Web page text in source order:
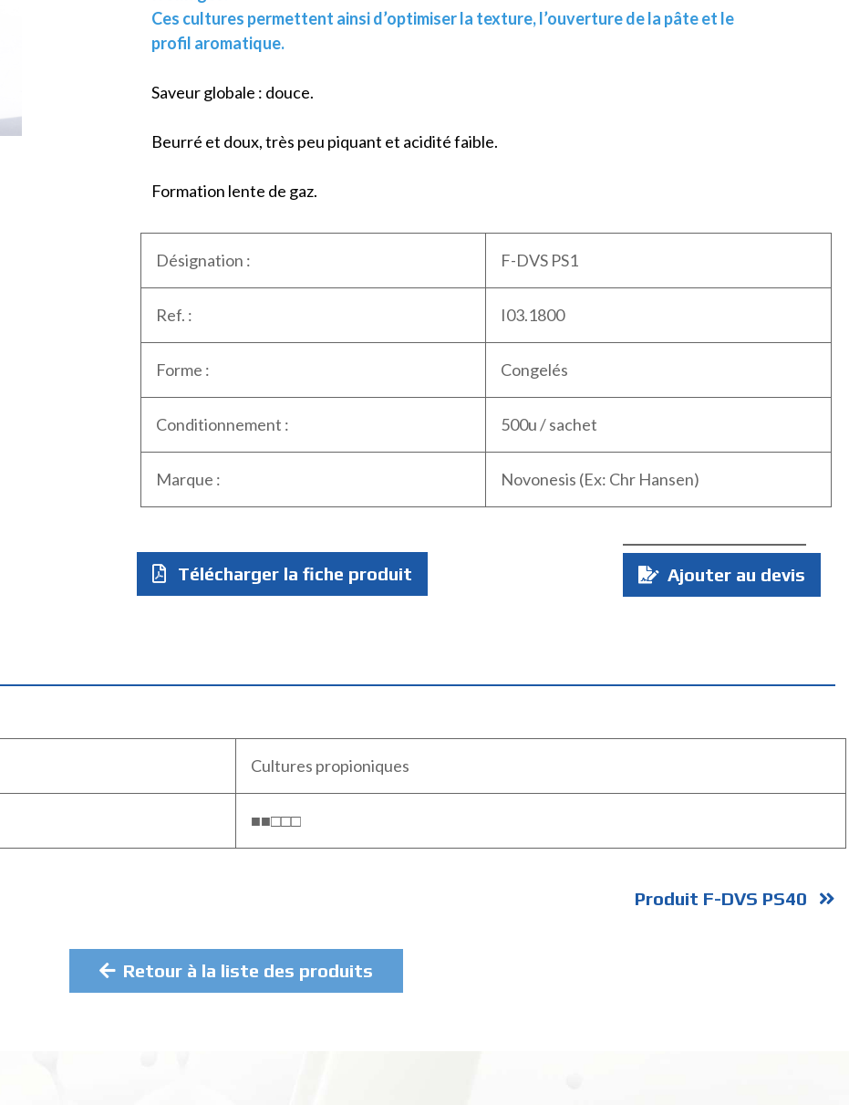
Ces cultures permettent ainsi d’optimiser la texture, l’ouverture de la pâte et le
profil aromatique.
Saveur globale : douce.
Beurré et doux, très peu piquant et acidité faible.
Formation lente de gaz.
Désignation : F-DVS PS1
Ref. : I03.1800
Forme : Congelés
Conditionnement : 500u / sachet
Marque : Novonesis (Ex: Chr Hansen)
Télécharger la fiche produit
Quantité
Ajouter au devis
Cultures propioniques
■■□□□
Produit F-DVS PS40
Retour à la liste des produits